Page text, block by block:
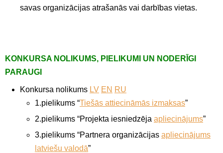
savas organizācijas atrašanās vai darbības vietas.
KONKURSA NOLIKUMS, PIELIKUMI UN NODERĪGI
PARAUGI
Konkursa nolikums LV EN RU
1.pielikums “Tiešās attiecināmās izmaksas”
2.pielikums “Projekta iesniedzēja apliecinājums”
3.pielikums “Partnera organizācijas apliecinājums
latviešu valodā”